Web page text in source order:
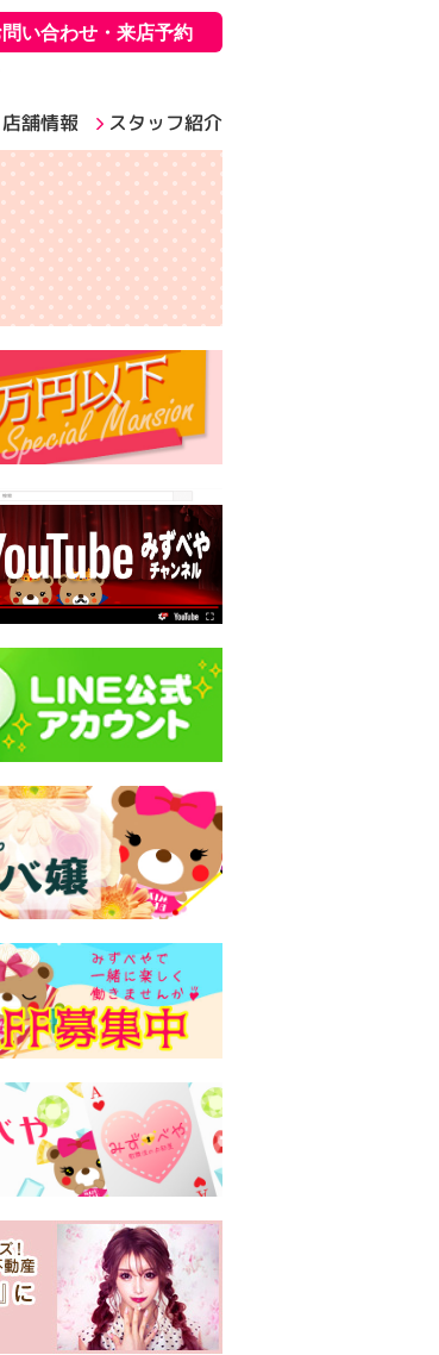
問い合わせ・来店予約
店舗情報 スタッフ紹介